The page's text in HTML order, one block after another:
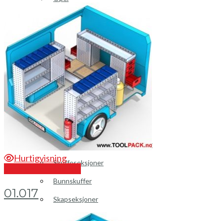
Peugeot
Renault
Toyota
Volkswagen
Andre merker
Tilbehør
Produkter
Hyllereoler, hyllevanger og hyller
Skuffeseksjoner
Bunnskuffer
Skapseksjoner
Tilbehør
Hurtigvisning
01.017